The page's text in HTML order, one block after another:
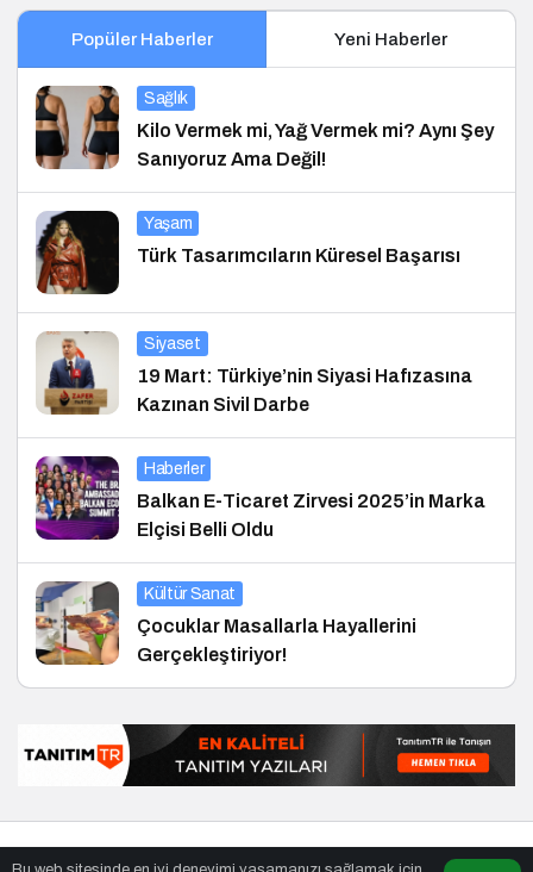
Popüler Haberler Yeni Haberler
Sağlık
Kilo Vermek mi, Yağ Vermek mi? Aynı Şey
Sanıyoruz Ama Değil!
Yaşam
Türk Tasarımcıların Küresel Başarısı
Siyaset
19 Mart: Türkiye’nin Siyasi Hafızasına
Kazınan Sivil Darbe
Haberler
Balkan E-Ticaret Zirvesi 2025’in Marka
Elçisi Belli Oldu
Kültür Sanat
Çocuklar Masallarla Hayallerini
Gerçekleştiriyor!
en iyiler